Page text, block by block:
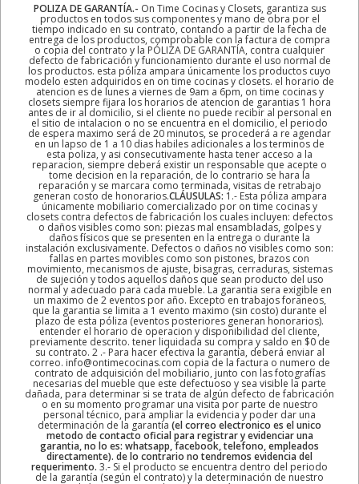
POLIZA DE GARANTÍA.- On Time Cocinas y Closets, garantiza sus
productos en todos sus componentes y mano de obra por el
tiempo indicado en su contrato, contando a partir de la fecha de
entrega de los productos, comprobable con la factura de compra
o copia del contrato y la PÓLIZA DE GARANTÍA, contra cualquier
defecto de fabricación y funcionamiento durante el uso normal de
los productos. esta póliza ampara únicamente los productos cuyo
modelo esten adquiridos en on time cocinas y closets. el horario de
atencion es de lunes a viernes de 9am a 6pm, on time cocinas y
closets siempre fijara los horarios de atencion de garantias 1 hora
antes de ir al domicilio, si el cliente no puede recibir al personal en
el sitio de intalacion o no se encuentra en el domicilio, el periodo
de espera maximo será de 20 minutos, se procederá a re agendar
en un lapso de 1 a 10 dias habiles adicionales a los terminos de
esta poliza, y asi consecutivamente hasta tener acceso a la
reparacion, siempre deberá existir un responsable que acepte o
tome decision en la reparación, de lo contrario se hara la
reparación y se marcara como terminada, visitas de retrabajo
generan costo de honorarios.CLÁUSULAS: 1.- Esta póliza ampara
únicamente mobiliario comercializado por on time cocinas y
closets contra defectos de fabricación los cuales incluyen: defectos
o daños visibles como son: piezas mal ensambladas, golpes y
daños físicos que se presenten en la entrega o durante la
instalación exclusivamente. Defectos o daños no visibles como son:
fallas en partes movibles como son pistones, brazos con
movimiento, mecanismos de ajuste, bisagras, cerraduras, sistemas
de sujeción y todos aquellos daños que sean producto del uso
normal y adecuado para cada mueble. La garantia sera exigible en
un maximo de 2 eventos por año. Excepto en trabajos foraneos,
que la garantia se limita a 1 evento maximo (sin costo) durante el
plazo de esta póliza (eventos posteriores generan honorarios).
entender el horario de operacion y disponibilidad del cliente,
previamente descrito. tener liquidada su compra y saldo en $0 de
su contrato. 2 .- Para hacer efectiva la garantía, deberá enviar al
correo. info@ontimecocinas.com copia de la factura o numero de
contrato de adquisición del mobiliario, junto con las fotografías
necesarias del mueble que este defectuoso y sea visible la parte
dañada, para determinar si se trata de algún defecto de fabricación
o en su momento programar una visita por parte de nuestro
personal técnico, para ampliar la evidencia y poder dar una
determinación de la garantía (el correo electronico es el unico
metodo de contacto oficial para registrar y evidenciar una
garantia, no lo es: whatsapp, facebook, telefono, empleados
directamente). de lo contrario no tendremos evidencia del
requerimento. 3.- Si el producto se encuentra dentro del periodo
de la garantía (según el contrato) y la determinación de nuestro